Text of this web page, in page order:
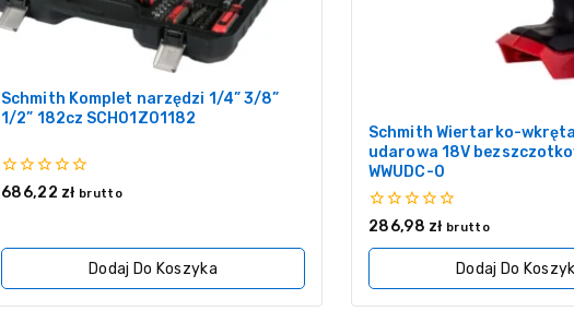
Schmith Komplet narzędzi 1/4” 3/8”
1/2” 182cz SCH01Z01182
0
686,22 zł brutto
Dodaj Do Koszyka
Schmith Wiertarko-
udarowa 18V
WWUDC-0
0
5
286,98 zł brutto
Dodaj Do